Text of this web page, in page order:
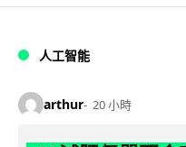
人工智能
arthur 20 小時